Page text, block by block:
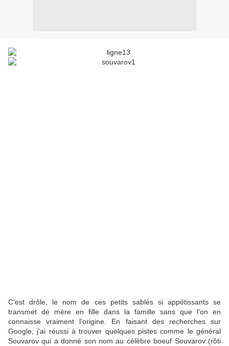
C'est drôle, le nom de ces petits sablés si appétissants se
transmet de mère en fille dans la famille sans que l'on en
connaisse vraiment l'origine. En faisant des recherches sur
Google, j'ai réussi à trouver quelques pistes comme le général
Souvarov qui a donné son nom au célèbre boeuf Souvarov (rôti